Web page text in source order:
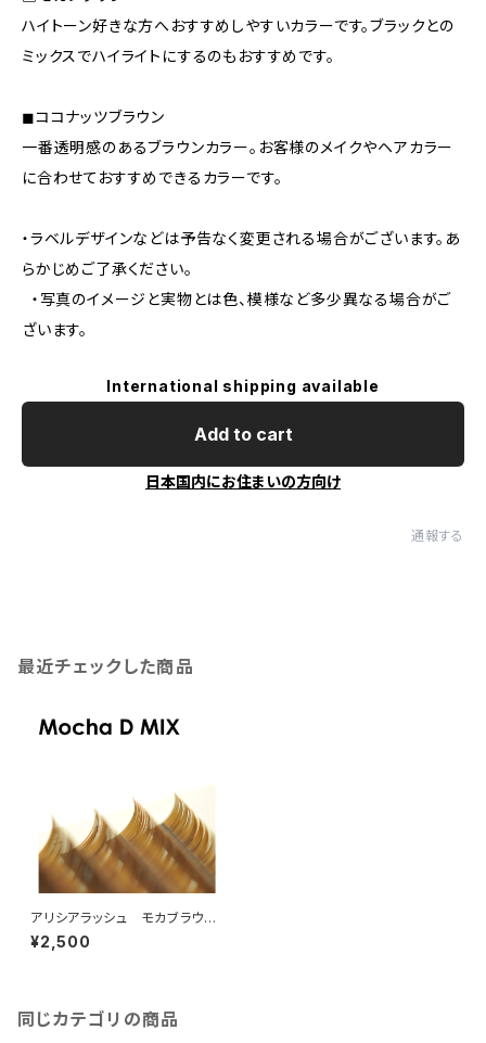
ハイトーン好きな方へおすすめしやすいカラーです。ブラックとの
ミックスでハイライトにするのもおすすめです。
◼︎ココナッツブラウン
一番透明感のあるブラウンカラー。お客様のメイクやヘアカラー
に合わせておすすめできるカラーです。
・ラベルデザインなどは予告なく変更される場合がございます。あ
らかじめご了承ください。
・写真のイメージと実物とは色、模様など多少異なる場合がご
ざいます。
International shipping available
Add to cart
日本国内にお住まいの方向け
通報する
最近チェックした商品
アリシアラッシュ モカブラウン
DカールMIX
¥2,500
同じカテゴリの商品